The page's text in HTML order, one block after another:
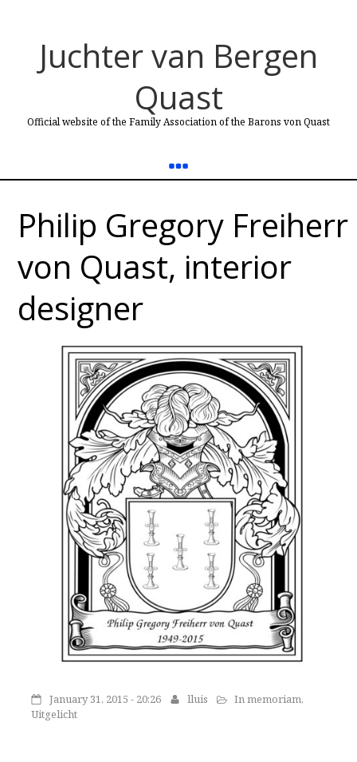
Juchter van Bergen
Quast
Official website of the Family Association of the Barons von Quast
Philip Gregory Freiherr
von Quast, interior
designer
January 31, 2015 - 20:26 lluis In memoriam,
Uitgelicht